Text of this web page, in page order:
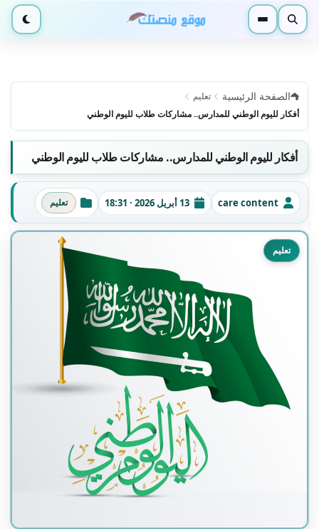
بحث القائمة الوضع
الصفحة الرئيسية
تعليم
أفكار لليوم الوطني للمدارس.. مشاركات طلاب لليوم الوطني
أفكار لليوم الوطني للمدارس.. مشاركات طلاب لليوم الوطني
الكاتبcare content تاريخ النشر
13 أبريل 2026 · 18:31 التصنيفاتتعليم
تعليم